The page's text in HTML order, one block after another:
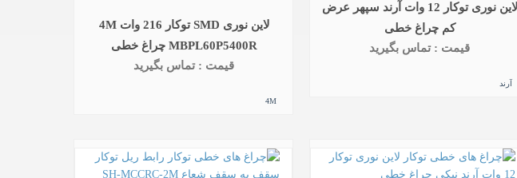
لاین نوری توکار 12 وات آرند سپهر عرض
کم چراغ خطی
قیمت : تماس بگیرید
آرند
لاین نوری SMD توکار 216 وات 4M
MBPL60P5400R چراغ خطی
قیمت : تماس بگیرید
4M